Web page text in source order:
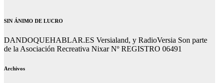
SIN ÁNIMO DE LUCRO
DANDOQUEHABLAR.ES Versialand, y RadioVersia Son parte
de la Asociación Recreativa Nixar Nº REGISTRO 06491
Archivos